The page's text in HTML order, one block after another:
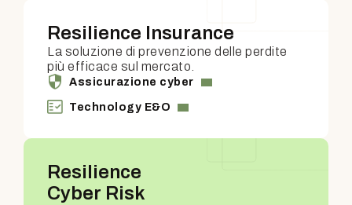
Resilience Insurance
La soluzione di prevenzione delle perdite
più efficace sul mercato.
Assicurazione cyber
Technology E&O
Resilience
Cyber Risk